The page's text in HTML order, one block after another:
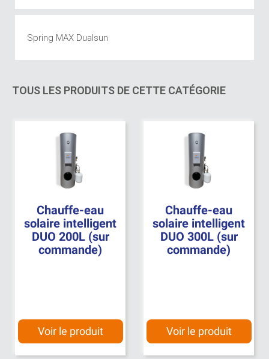
Spring MAX Dualsun
TOUS LES PRODUITS DE CETTE CATÉGORIE
Chauffe-eau
solaire intelligent
DUO 200L (sur
commande)
Voir le produit
Chauffe-eau
solaire intelligent
DUO 300L (sur
commande)
Voir le produit